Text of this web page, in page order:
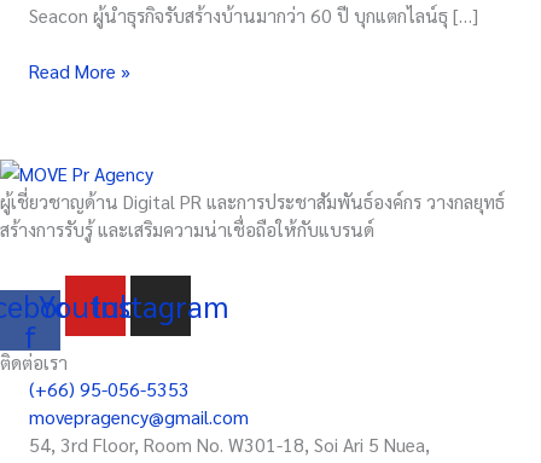
Seacon ผู้นำธุรกิจรับสร้างบ้านมากว่า 60 ปี บุกแตกไลน์ธุ […]
ปัญหา
ก่อสร้าง
ยุค
ก่อสร้าง
Read More »
ผู้เชี่ยวชาญด้าน Digital PR และการประชาสัมพันธ์องค์กร วางกลยุทธ์
สร้างการรับรู้ และเสริมความน่าเชื่อถือให้กับแบรนด์
f
Youtube
Instagram
ติดต่อเรา
(+66) 95-056-5353
movepragency@gmail.com
54, 3rd Floor, Room No. W301-18, Soi Ari 5 Nuea,